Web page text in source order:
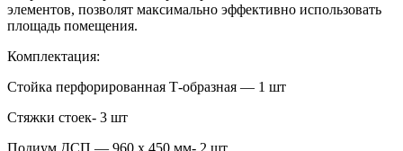
элементов, позволят максимально эффективно использовать
площадь помещения.
Комплектация:
Стойка перфорированная Т-образная — 1 шт
Стяжки стоек- 3 шт